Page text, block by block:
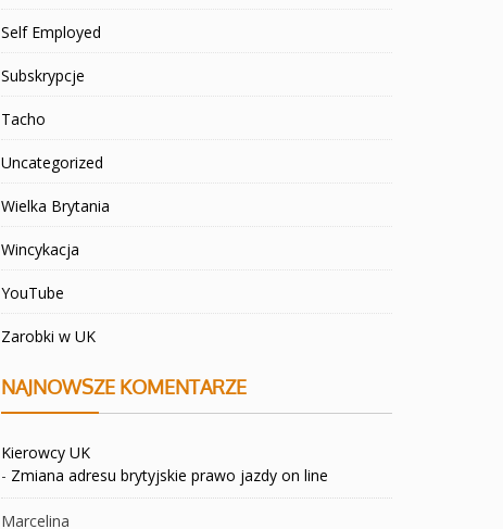
Self Employed
Subskrypcje
Tacho
Uncategorized
Wielka Brytania
Wincykacja
YouTube
Zarobki w UK
NAJNOWSZE KOMENTARZE
Kierowcy UK
- Zmiana adresu brytyjskie prawo jazdy on line
Marcelina